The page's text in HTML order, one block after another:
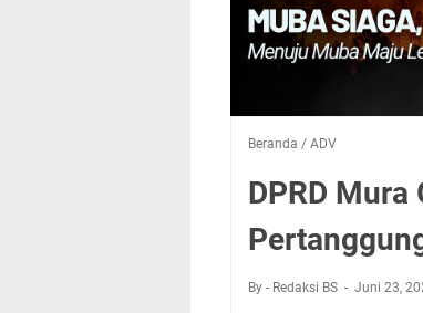
Beranda / ADV
DPRD Mura
By - Redaksi BS Juni 23,